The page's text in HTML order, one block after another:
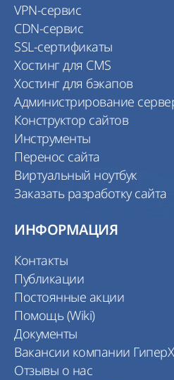
VPN-сервис
CDN-сервис
SSL-сертификаты
Хостинг для CMS
Хостинг для бэкапов
Администрирование
Конструктор сайтов
Инструменты
Перенос сайта
Виртуальный ноутбук
Заказать разработку сайта
ИНФОРМАЦИЯ
Контакты
Публикации
Постоянные акции
Помощь (Wiki)
Документы
Вакансии компании
Отзывы о нас